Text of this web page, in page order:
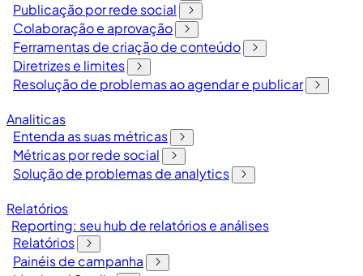
Publicação por rede social
Colaboração e aprovação
Ferramentas de criação de conteúdo
Diretrizes e limites
Resolução de problemas ao agendar e publicar
Analiticas
Entenda as suas métricas
Métricas por rede social
Solução de problemas de analytics
Relatórios
Reporting: seu hub de relatórios e análises
Relatórios
Painéis de campanha